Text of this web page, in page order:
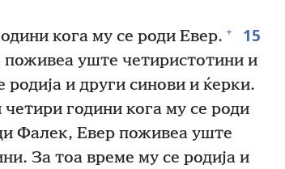
кога му се роди Евер. + 15
уште четиристотини и
и други синови и ќерки.
години кога му се роди
Фалек, Евер поживеа уште
За тоа време му се родија и